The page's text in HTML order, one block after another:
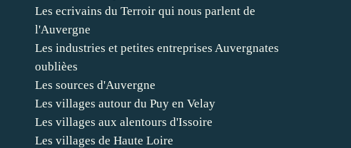
Les ecrivains du Terroir qui nous parlent de
l'Auvergne
Les industries et petites entreprises Auvergnates
oublièes
Les sources d'Auvergne
Les villages autour du Puy en Velay
Les villages aux alentours d'Issoire
Les villages de Haute Loire